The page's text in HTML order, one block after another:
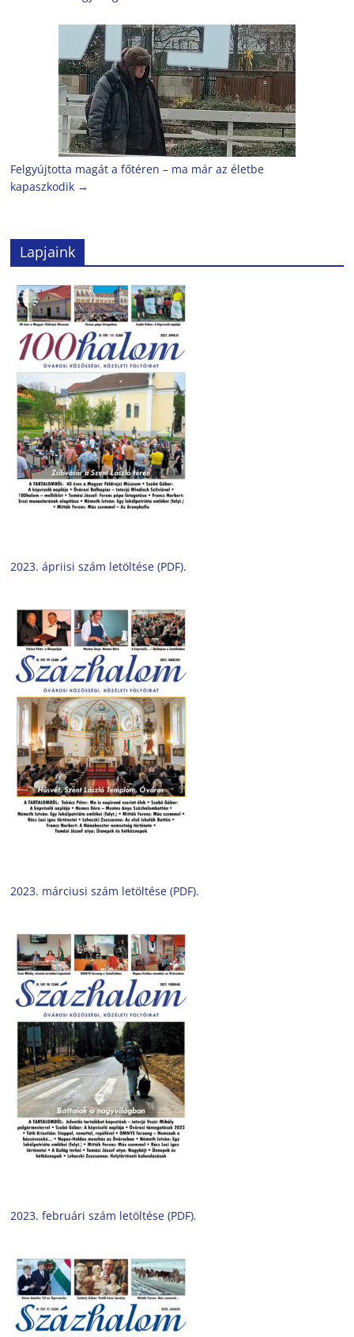
Felgyújtotta magát a főtéren – ma már az életbe
kapaszkodik →
Lapjaink
2023. ápriisi szám letöltése (PDF).
2023. márciusi szám letöltése (PDF).
2023. februári szám letöltése (PDF).